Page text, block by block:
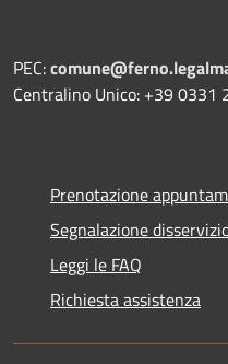
PEC:
Centralino Unico: +39 0331
Prenotazione
Segnalazione
Leggi le FAQ
Richiesta assistenza